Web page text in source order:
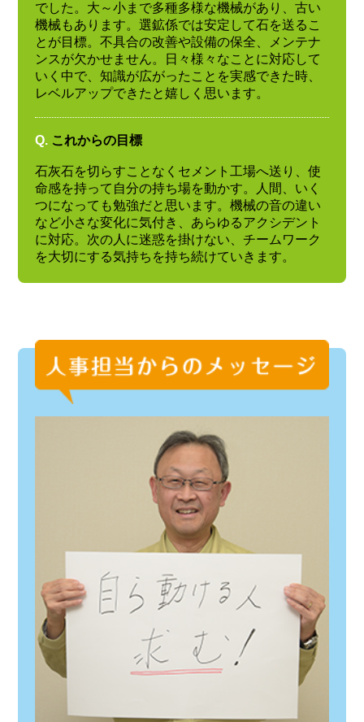
でした。大～小まで多種多様な機械があり、古い
機械もあります。選鉱係では安定して石を送るこ
とが目標。不具合の改善や設備の保全、メンテナ
ンスが欠かせません。日々様々なことに対応して
いく中で、知識が広がったことを実感できた時、
レベルアップできたと嬉しく思います。
Q. これからの目標
石灰石を切らすことなくセメント工場へ送り、使
命感を持って自分の持ち場を動かす。人間、いく
つになっても勉強だと思います。機械の音の違い
など小さな変化に気付き、あらゆるアクシデント
に対応。次の人に迷惑を掛けない、チームワーク
を大切にする気持ちを持ち続けていきます。